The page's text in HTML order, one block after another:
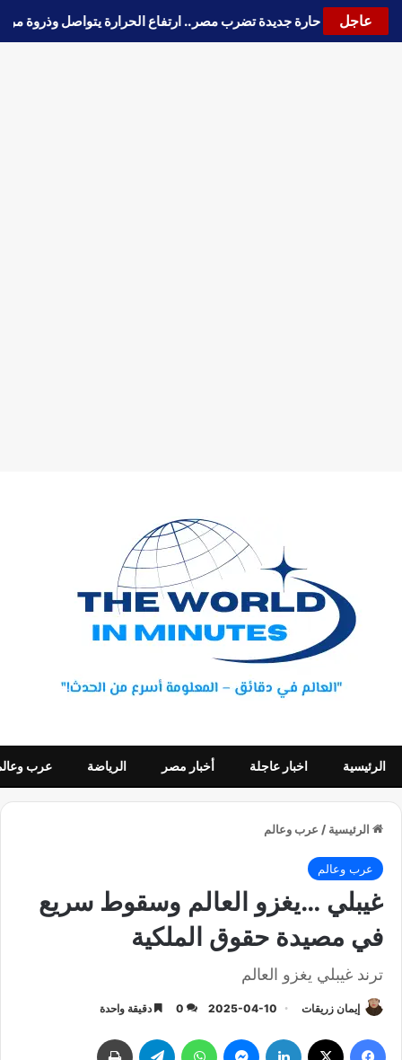
عاجل موجة حارة جديدة تضرب مصر.. ارتفاع الحرارة يتواصل
الرئيسية اخبار عاجلة أخبار مصر الرياضة عرب
الرئيسية / عرب وعالم
عرب وعالم
غيبلي …يغزو العالم وسقوط سريع
في مصيدة حقوق الملكية
ترند غيبلي يغزو العالم
إيمان زريقات 2025-04-10
0 دقيقة واحدة